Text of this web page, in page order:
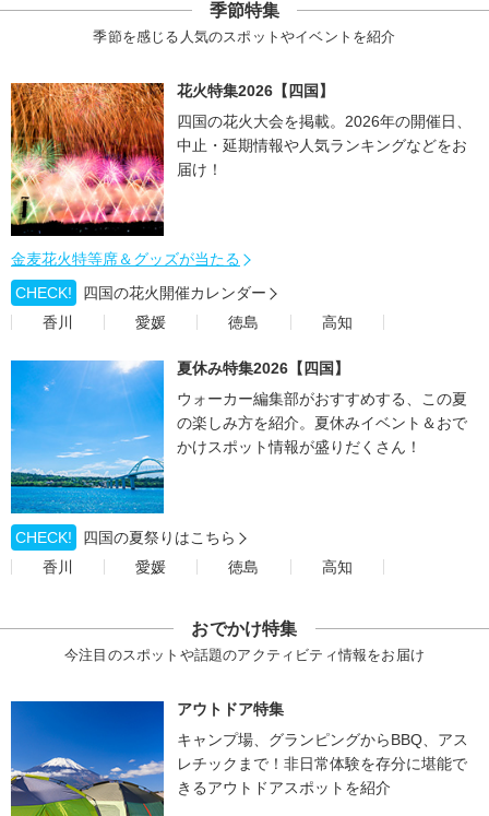
季節特集
季節を感じる人気のスポットやイベントを紹介
花火特集2026【四国】
四国の花火大会を掲載。2026年の開催日、
中止・延期情報や人気ランキングなどをお
届け！
金麦花火特等席＆グッズが当たる
CHECK!
四国の花火開催カレンダー
香川
愛媛 徳島 高知
夏休み特集2026【四国】
ウォーカー編集部がおすすめする、この夏
の楽しみ方を紹介。夏休みイベント＆おで
かけスポット情報が盛りだくさん！
CHECK!
四国の夏祭りはこちら
香川
愛媛 徳島 高知
おでかけ特集
今注目のスポットや話題のアクティビティ情報をお届け
アウトドア特集
キャンプ場、グランピングからBBQ、アス
レチックまで！非日常体験を存分に堪能で
きるアウトドアスポットを紹介